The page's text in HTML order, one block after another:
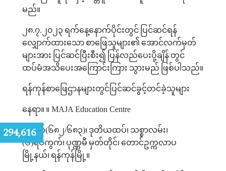
မည်။
၂၈.၇. ၂၀၂၃ ရက်နေ့နောက်ပိုင်းတွင် ပြင်ဆင်ရန်
လျှောက်ထားသော စာဖြေသူများ၏ အောင်လက်မှတ်
များအား ပြင်ဆင်ပြီးစီး၍ ပြန်လည်ပေးပို့ချိန် တွင်
ထပ်မံအသိပေးအကြောင်းကြား သွားမည် ဖြစ်ပါသည်။
ရန်ကုန်စာဖြေဌာနများတွင်ပြင်ဆင်ခွင့်တင်ခဲ့သူများ
နေရာ။ ။ MAJA Education Centre
အမှတ်(၆၈၂/၆၈၃)၊ ဒုတိယထပ်၊ သစ္စာလမ်း၊
(၆)ရပ်ကွက်၊ ပုဏ္ဏမီ မှတ်တိုင်၊ တောင်ဥက္ကလာပ
မြို့နယ်၊ ရန်ကုန်မြို့။
294,616